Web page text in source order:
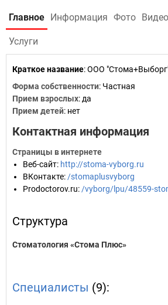
Главное Информация Фото Видео
Услуги
Краткое название:ООО
Форма собственности: Частная
Прием взрослых: да
Прием детей: нет
Контактная информация
Страницы в интернете
Веб-сайт: http://stoma-vyborg.ru
ВКонтакте: /stomaplusvyborg
Prodoctorov.ru: /vyborg/lpu/48559-
Структура
Стоматология «Стома Плюс»
Специалисты (9):